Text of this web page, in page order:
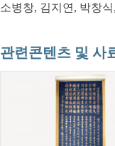
소병창, 김지연, 박창
관련콘텐츠 및 사